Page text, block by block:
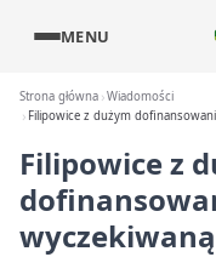
MENU
Strona główna Wiadomości
Filipowice z dużym
Filipowice z